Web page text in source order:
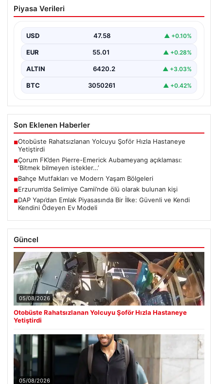
Aubameyang açıklaması: ‘Bitmek
Piyasa Verileri
USD 47.58 ▲ +0.10%
EUR 55.01 ▲ +0.28%
ALTIN 6420.2 ▲ +3.03%
BTC 3050261 ▲ +0.42%
Son Eklenen Haberler
■Otobüste Rahatsızlanan Yolcuyu Şoför Hızla Hastaneye
Yetiştirdi
■Çorum FK’den Pierre-Emerick Aubameyang açıklaması:
‘Bitmek bilmeyen istekler…’
■Bahçe Mutfakları ve Modern Yaşam Bölgeleri
■Erzurum’da Selimiye Camii’nde ölü olarak bulunan kişi
■DAP Yapı’dan Emlak Piyasasında Bir İlke: Güvenli ve Kendi
Kendini Ödeyen Ev Modeli
Güncel
05/08/2026
Otobüste Rahatsızlanan Yolcuyu Şoför Hızla Hastaneye
Yetiştirdi
05/08/2026